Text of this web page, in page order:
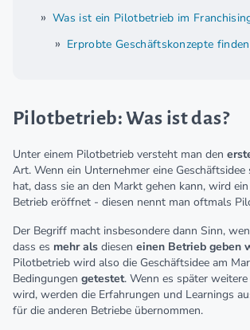
Was ist ein Pilotbetrieb im
Erprobte Geschäftskonzepte finden
Pilotbetrieb: Was ist das?
Unter einem Pilotbetrieb versteht man den
Art. Wenn ein Unternehmer eine
hat, dass sie an den Markt gehen kann, wird
Betrieb eröffnet - diesen nennt man oftmals
Der Begriff macht insbesondere dann Sinn,
dass es mehr als diesen einen Betrieb geben
Pilotbetrieb wird also die Geschäftsidee am
Bedingungen getestet. Wenn es später
wird, werden die Erfahrungen und Learnings
für die anderen Betriebe übernommen.